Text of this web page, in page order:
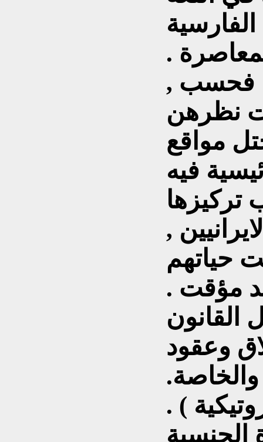
.
فحسب ,
نظرهن
مواقع
تركيزها
,
حياتهم
مؤقت .
القانون
وعقود
والخاصة.
) .